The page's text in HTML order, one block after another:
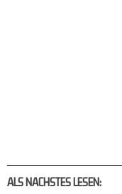
ALS NACHSTES LESEN: